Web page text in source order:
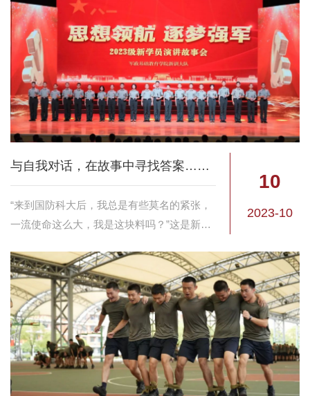
鼓励，共同学习 这是我...
与自我对话，在故事中寻找答案……
“来到国防科大后，我总是有些莫名的紧张，
一流使命这么大，我是这块料吗？”这是新学
事会”的舞台上，把这段心路历程公之于众
时，他已经找到了答案，“那种为理想使命而
活...
10
2023-10